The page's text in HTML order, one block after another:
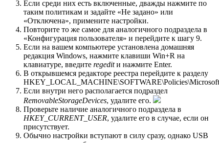
Если среди них есть включенные, дважды нажмите по
таким политикам и задайте «Не задано» или
«Отключена», примените настройки.
Повторите то же самое для аналогичного подраздела в
«Конфигурация пользователя» и перейдите к шагу 9.
Если на вашем компьютере установлена домашняя
редакция Windows, нажмите клавиши Win+R на
клавиатуре, введите regeditи нажмите Enter.
В открывшемся редакторе реестра перейдите к разделу
Если внутри него располагается подраздел
RemovableStorageDevices, удалите его.
Проверьте наличие аналогичного подраздела в
HKEY_CURRENT_USER, удалите его в случае, если он
присутствует.
Обычно настройки вступают в силу сразу, однако USB